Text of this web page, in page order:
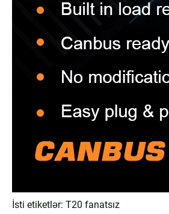
İsti etiketlər: T20 fanatsız